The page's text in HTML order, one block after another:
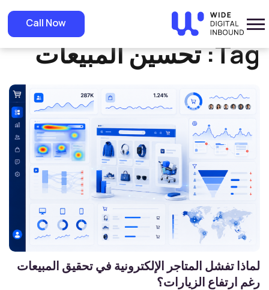
Call Now Home
» تحسين المبيعات
Tag: تحسين المبيعات
لماذا تفشل المتاجر الإلكترونية في تحقيق المبيعات
رغم ارتفاع الزيارات؟